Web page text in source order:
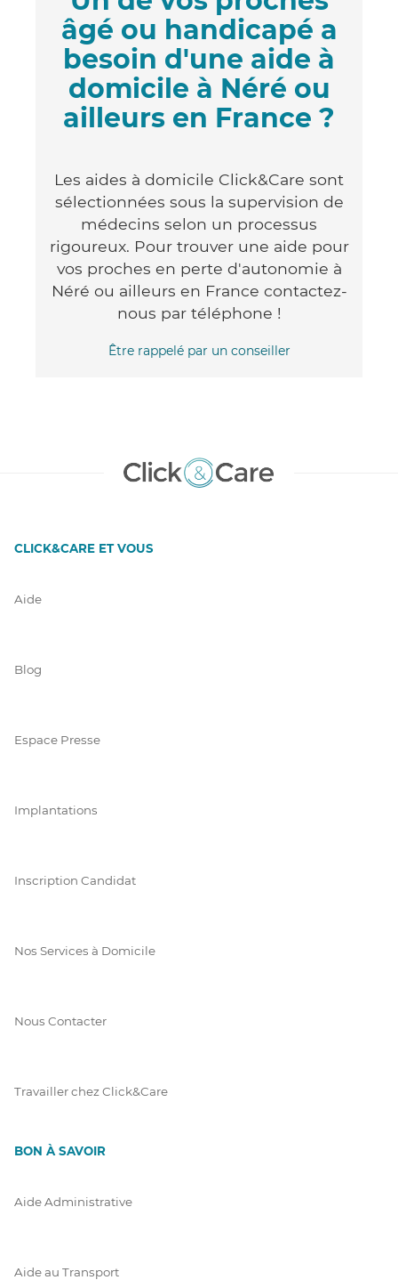
âgé ou handicapé a
besoin d'une aide à
domicile à Néré ou
ailleurs en France ?
Les aides à domicile Click&Care sont
sélectionnées sous la supervision de
médecins selon un processus
rigoureux. Pour trouver une aide pour
vos proches en perte d'autonomie à
Néré ou ailleurs en France contactez-
nous par téléphone !
Être rappelé par un conseiller
CLICK&CARE ET VOUS
Aide
Blog
Espace Presse
Implantations
Inscription Candidat
Nos Services à Domicile
Nous Contacter
Travailler chez Click&Care
BON À SAVOIR
Aide Administrative
Aide au Transport